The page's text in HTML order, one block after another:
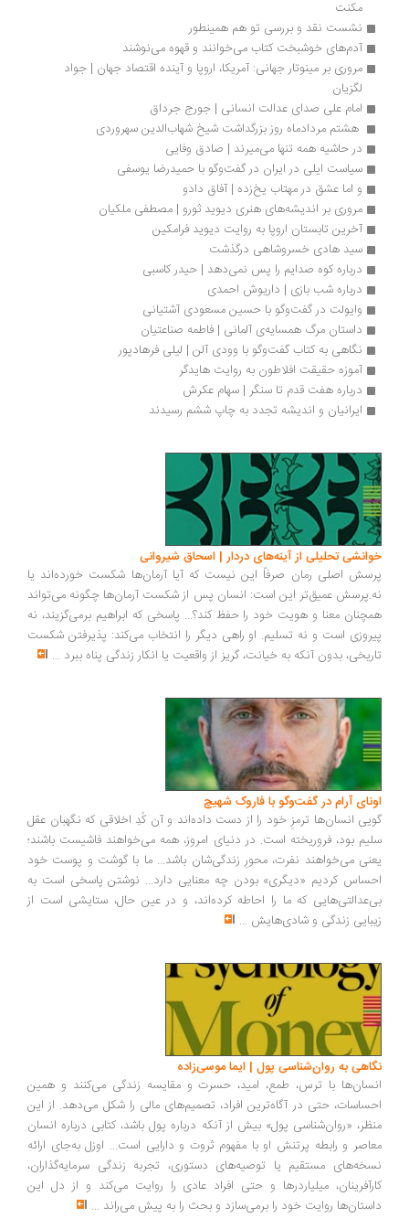
نشست نقد و بررسی تو هم همینطور
آدم‌های خوشبخت کتاب می‌خوانند و قهوه می‌نوشند
مروری بر مینوتار جهانی‮‬‏‫: آمریکا، اروپا و آینده اقتصاد جهان | جواد
امام علی صدای عدالت انسانی | جورج جرداق
هشتم مردادماه روز بزرگداشت شیخ شهاب‌الدین سهروردی
در حاشیه همه تنها می‌میرند | صادق وفایی
سیاست ایلی در ایران در گفت‌وگو با حمیدرضا یوسفی
و اما عشق در مهتاب یخ‌زده | آفاق دادو
مروری بر اندیشه‌های هنری دیوید ثورو | مصطفی ملکیان
آخرین تابستان اروپا به روایت دیوید فرامکین
سید هادی خسروشاهی درگذشت
درباره کوه صدایم را پس نمی‌دهد | حیدر کاسبی
درباره شب بازی | داریوش احمدی
وایولت در گفت‌وگو با حسین مسعودی آشتیانی
داستان مرگ همسایه‌ی آلمانی | فاطمه صناعتیان
نگاهی به کتاب گفت‌وگو با وودی آلن | لیلی فرهادپور
آموزه حقیقت افلاطون به روایت هایدگر
درباره هفت قدم تا سنگر | سهام عکرش
ایرانیان و اندیشه تجدد به چاپ ششم رسیدند
تحلیلی از آینه‌های دردار | اسحاق شیروانی
اصلی رمان صرفاً این نیست که آیا آرمان‌ها شکست خورده‌اند یا
عمیق‌تر این است: انسان پس از شکست آرمان‌ها چگونه می‌تواند
معنا و هویت خود را حفظ کند؟... پاسخی که ابراهیم برمی‌گزیند، نه
است و نه تسلیم. او راهی دیگر را انتخاب می‌کند: پذیرفتن شکست
بدون آنکه به خیانت، گریز از واقعیت یا انکار زندگی پناه ببرد...
آرام در گفت‌وگو با فاروک شهیچ‭
انسان‌ها ترمزِ خود را از دست داده‌اند و آن کُدِ اخلاقی که نگهبان عقل
بود، فروریخته است. در دنیای امروز، همه می‌خواهند فاشیست باشند؛
می‌خواهند نفرت، محورِ زندگی‌شان باشد... ما با گوشت و پوست خود
کردیم «دیگری» بودن چه معنایی دارد... نوشتن پاسخی است به
که ما را احاطه کرده‌اند، و در عین حال، ستایشی است از
زندگی و شادی‌هایش...
به روان‌شناسی پول | ایما موسی‌زاده
با ترس، طمع، امید، حسرت و مقایسه زندگی می‌کنند و همین
حتی در آگاه‌ترین افراد، تصمیم‌های مالی را شکل می‌دهد. از این
«روان‌شناسی پول» بیش از آنکه درباره پول باشد، کتابی درباره انسان
و رابطه پرتنش او با مفهوم ثروت و دارایی است... اوزل به‌جای ارائه
مستقیم یا توصیه‌های دستوری، تجربه زندگی سرمایه‌گذاران،
میلیاردرها و حتی افراد عادی را روایت می‌کند و از دل این
روایت خود را برمی‌سازد و بحث را به پیش می‌راند ...